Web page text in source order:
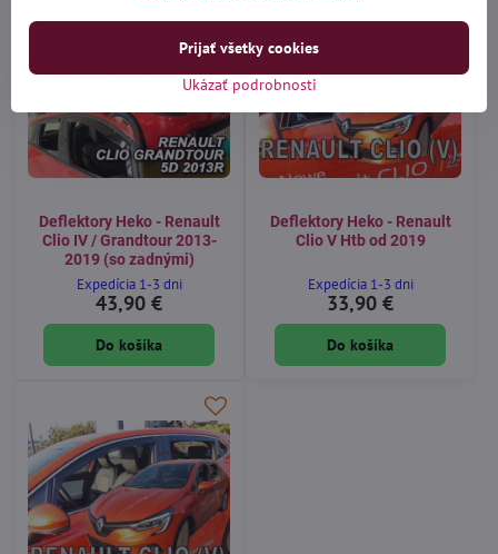
Deflektory Heko - Renault
Clio IV / Grandtour 2013-
2019 (so zadnými)
Expedícia 1-3 dni
43,90 €
Do košíka
Deflektory Heko - Renault
Clio V Htb od 2019
Expedícia 1-3 dni
33,90 €
Do košíka
Ukázať podrobnosti
Prijať všetky cookies